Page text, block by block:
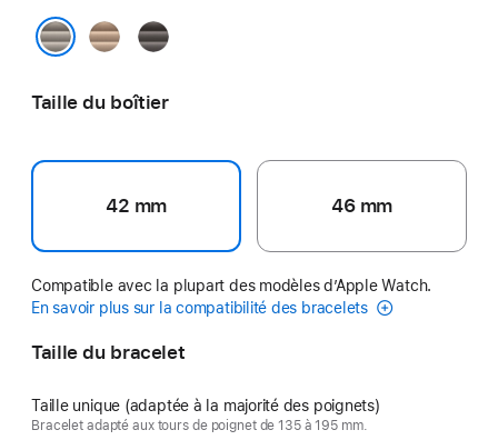
Or Ardoise
Taille du boîtier
42 mm 46 mm
Compatible avec la plupart des modèles d’Apple Watch.
En savoir plus sur la compatibilité des bracelets
Taille du bracelet
Taille unique (adaptée à la majorité des poignets)
Bracelet adapté aux tours de poignet de 135 à 195 mm.